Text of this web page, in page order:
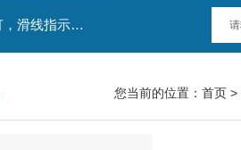
主营产品：滑触线，安全滑触线，刚体滑触线，多级管式集电器，行车电源指示灯，滑线指示灯，集电器，扁平电缆，H型单级安全滑触器，电缆滑轨滑车
您当前的位置： 首页 >